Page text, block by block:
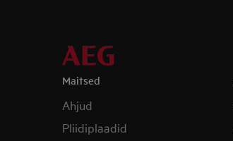
Maitsed
Ahjud
Pliidiplaadid